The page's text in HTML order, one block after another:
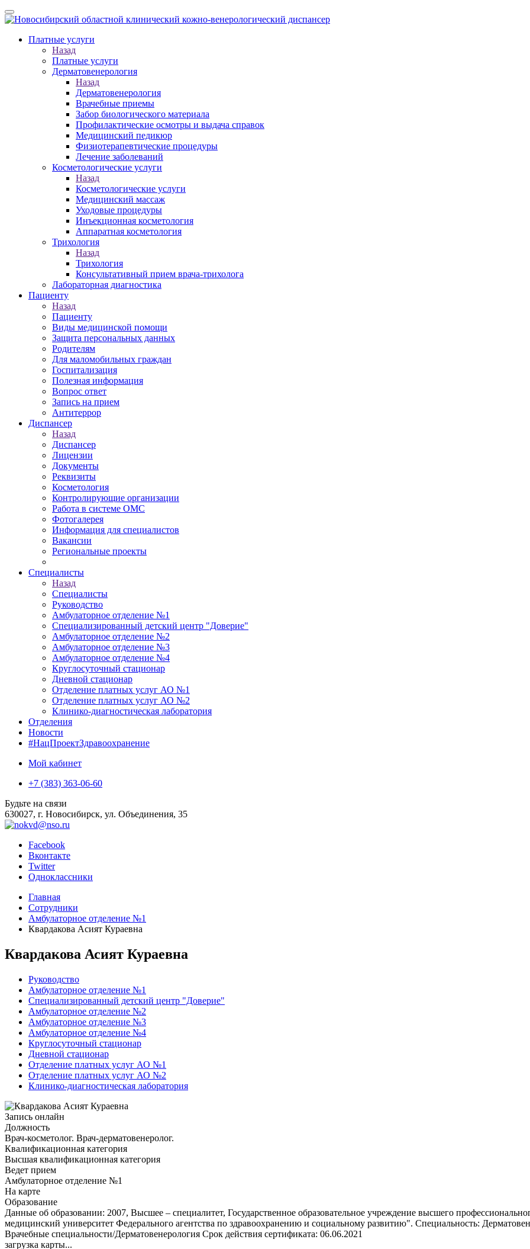
Платные услуги
Назад
Платные услуги
Дерматовенерология
Назад
Дерматовенерология
Врачебные приемы
Забор биологического материала
Профилактические осмотры и выдача справок
Медицинский педикюр
Физиотерапевтические процедуры
Лечение заболеваний
Косметологические услуги
Назад
Косметологические услуги
Медицинский массаж
Уходовые процедуры
Инъекционная косметология
Аппаратная косметология
Трихология
Назад
Трихология
Консультативный прием врача-трихолога
Лабораторная диагностика
Пациенту
Назад
Пациенту
Виды медицинской помощи
Защита персональных данных
Родителям
Для маломобильных граждан
Госпитализация
Полезная информация
Вопрос ответ
Запись на прием
Антитеррор
Диспансер
Назад
Диспансер
Лицензии
Документы
Реквизиты
Косметология
Контролирующие организации
Работа в системе ОМС
Фотогалерея
Информация для специалистов
Вакансии
Региональные проекты
Специалисты
Назад
Специалисты
Руководство
Амбулаторное отделение №1
Специализированный детский центр "Доверие"
Амбулаторное отделение №2
Амбулаторное отделение №3
Амбулаторное отделение №4
Круглосуточный стационар
Дневной стационар
Отделение платных услуг АО №1
Отделение платных услуг АО №2
Клинико-диагностическая лаборатория
Отделения
Новости
#НацПроектЗдравоохранение
Мой кабинет
+7 (383) 363-06-60
Будьте на связи
630027, г. Новосибирск, ул. Объединения, 35
Facebook
Вконтакте
Twitter
Одноклассники
Главная
Сотрудники
Амбулаторное отделение №1
Квардакова Асият Кураевна
Квардакова Асият Кураевна
Руководство
Амбулаторное отделение №1
Специализированный детский центр "Доверие"
Амбулаторное отделение №2
Амбулаторное отделение №3
Амбулаторное отделение №4
Круглосуточный стационар
Дневной стационар
Отделение платных услуг АО №1
Отделение платных услуг АО №2
Клинико-диагностическая лаборатория
Запись онлайн
Должность
Врач-косметолог. Врач-дерматовенеролог.
Квалификационная категория
Высшая квалификационная категория
Ведет прием
Амбулаторное отделение №1
На карте
Образование
Данные об образовании: 2007, Высшее – специалитет, Государственное образовательное учреждение высшего
медицинский университет Федерального агентства по здравоохранению и социальному развитию". Специальность:
Врачебные специальности/Дерматовенерология Срок действия сертификата: 06.06.2021
загрузка карты...